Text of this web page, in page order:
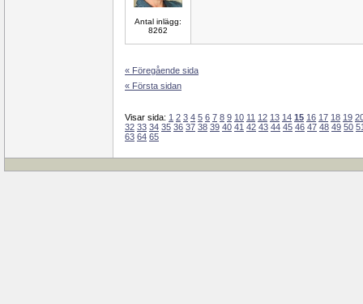
Antal inlägg:
8262
« Föregående sida
« Första sidan
Visar sida: 1 2 3 4 5 6 7 8 9 10 11 12 13 14 15 16 17 18 19
32 33 34 35 36 37 38 39 40 41 42 43 44 45 46 47 48 49 50
63 64 65